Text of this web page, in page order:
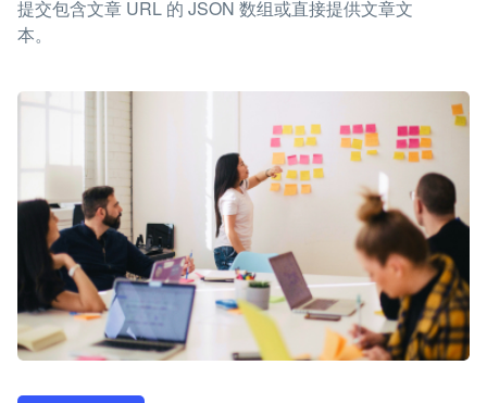
提交包含文章 URL 的 JSON 数组或直接提供文章文
本。